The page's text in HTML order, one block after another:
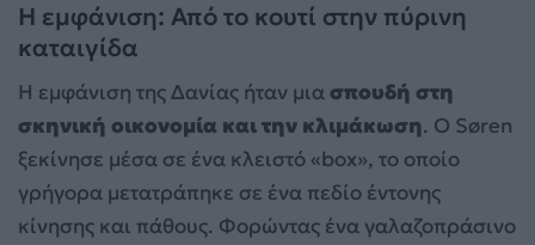
Η εμφάνιση: Από το κουτί στην πύρινη
καταιγίδα
Η εμφάνιση της Δανίας ήταν μιασπουδή στη
σκηνική οικονομία και την κλιμάκωση. Ο Søren
ξεκίνησε μέσα σε ένα κλειστό «box», το οποίο
γρήγορα μετατράπηκε σε ένα πεδίο έντονης
κίνησης και πάθους. Φορώντας ένα γαλαζοπράσινο